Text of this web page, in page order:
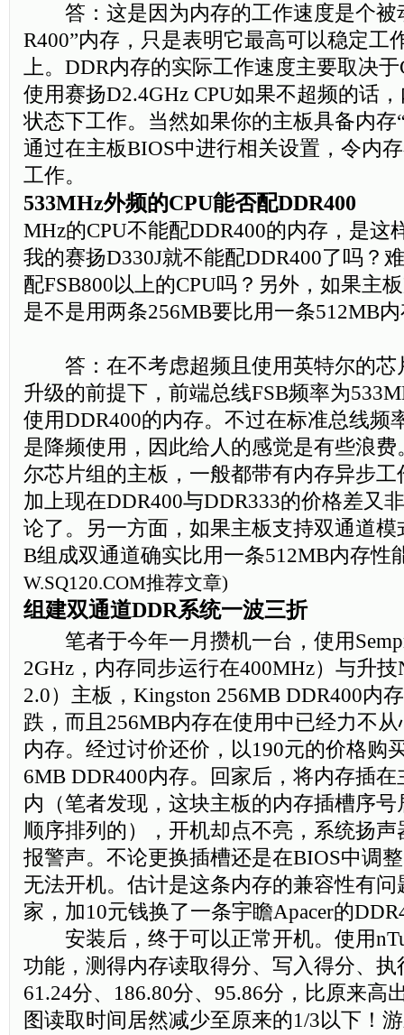
答：这是因为内存的工作速度是个被
R400”内存，只是表明它最高可以稳定工
上。DDR内存的实际工作速度主要取决于
使用赛扬D2.4GHz CPU如果不超频的话
状态下工作。当然如果你的主板具备内存
通过在主板BIOS中进行相关设置，令内
工作。
533MHz外频的CPU能否配DDR400
MHz的CPU不能配DDR400的内存，是这
我的赛扬D330J就不能配DDR400了吗？
配FSB800以上的CPU吗？另外，如果主
是不是用两条256MB要比用一条512MB
答：在不考虑超频且使用英特尔的芯
升级的前提下，前端总线FSB频率为
使用DDR400的内存。不过在标准总线频
是降频使用，因此给人的感觉是有些浪
尔芯片组的主板，一般都带有内存异步
加上现在DDR400与DDR333的价格差又
论了。另一方面，如果主板支持双通道模
B组成双通道确实比用一条512MB内存性
W.SQ120.COM推荐文章)
组建双通道DDR系统一波三折
笔者于今年一月攒机一台，使用
2GHz，内存同步运行在400MHz）与升
2.0）主板，Kingston 256MB DDR400内
跌，而且256MB内存在使用中已经力不
内存。经过讨价还价，以190元的价格购
6MB DDR400内存。回家后，将内存插
内（笔者发现，这块主板的内存插槽序
顺序排列的），开机却点不亮，系统扬
报警声。不论更换插槽还是在BIOS中调
无法开机。估计是这条内存的兼容性有
家，加10元钱换了一条宇瞻Apacer的
安装后，终于可以正常开机。使用
功能，测得内存读取得分、写入得分、
61.24分、186.80分、95.86分，比原来高
图读取时间居然减少至原来的1/3以下！